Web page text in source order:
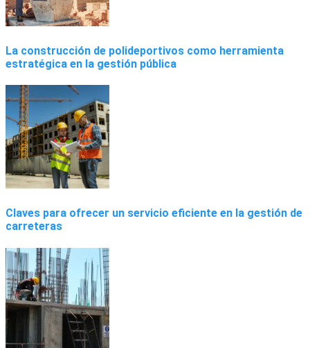
La construcción de polideportivos como herramienta
estratégica en la gestión pública
Claves para ofrecer un servicio eficiente en la gestión de
carreteras